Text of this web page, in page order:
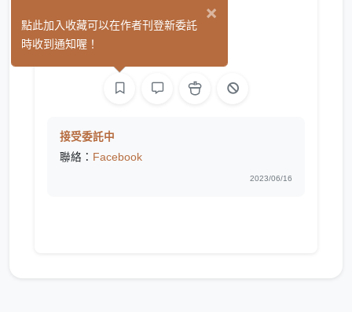
Noru
接受委託中
聯絡： Facebook
2023/06/16
×
點此加入收藏可以在作者刊登新委託
時收到通知喔！